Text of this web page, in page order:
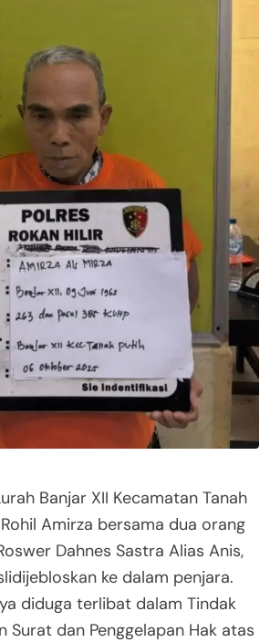
Banjar XII Kecamatan Tanah
Amirza bersama dua orang
Dahnes Sastra Alias Anis,
ke dalam penjara.
diduga terlibat dalam Tindak
Surat dan Penggelapan Hak atas